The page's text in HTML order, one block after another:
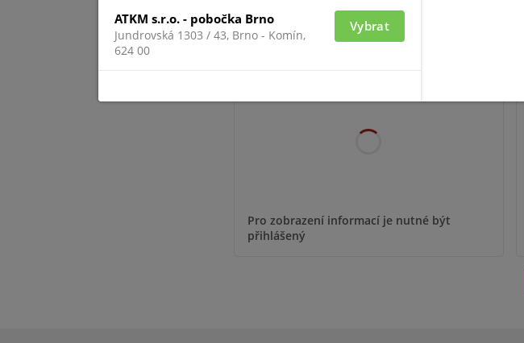
SD-283ST
Pro zobrazení informací je nutné být
přihlášený
ATKM s.r.o. - pobočka Brno
Jundrovská 1303 / 43, Brno - Komín,
624 00
Vybrat